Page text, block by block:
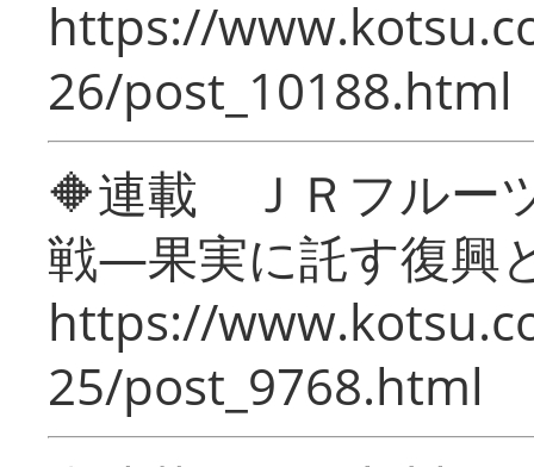
https://
26/post_10188.html
🔶連載 ＪＲフルー
戦―果実に託す復興
https://
25/post_9768.html